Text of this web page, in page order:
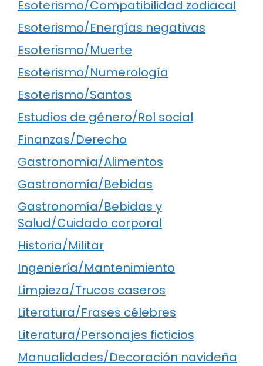
Esoterismo/Compatibilidad zodiacal
Esoterismo/Energías negativas
Esoterismo/Muerte
Esoterismo/Numerología
Esoterismo/Santos
Estudios de género/Rol social
Finanzas/Derecho
Gastronomía/Alimentos
Gastronomía/Bebidas
Gastronomía/Bebidas y
Salud/Cuidado corporal
Historia/Militar
Ingeniería/Mantenimiento
Limpieza/Trucos caseros
Literatura/Frases célebres
Literatura/Personajes ficticios
Manualidades/Decoración navideña